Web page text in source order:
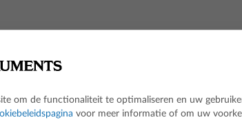
om de functionaliteit te optimaliseren en uw
voor meer informatie of om uw